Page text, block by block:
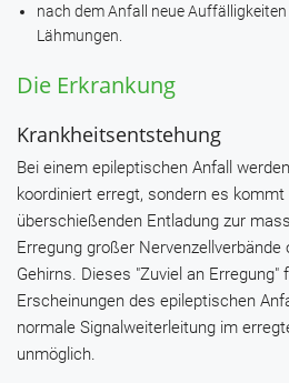
nach dem Anfall neue Auffälligkeiten
Lähmungen.
Die Erkrankung
Krankheitsentstehung
Bei einem epileptischen Anfall
koordiniert erregt, sondern es
überschießenden Entladung zur
Erregung großer
Gehirns. Dieses "Zuviel an
Erscheinungen des epileptischen
normale Signalweiterleitung im
unmöglich.